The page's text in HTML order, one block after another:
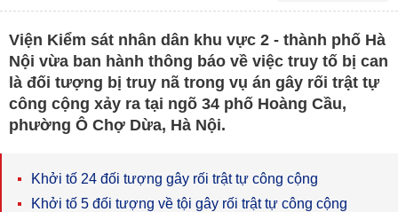
Viện Kiểm sát nhân dân khu vực 2 - thành phố Hà
Nội vừa ban hành thông báo về việc truy tố bị can
là đối tượng bị truy nã trong vụ án gây rối trật tự
công cộng xảy ra tại ngõ 34 phố Hoàng Cầu,
phường Ô Chợ Dừa, Hà Nội.
Khởi tố 24 đối tượng gây rối trật tự công cộng
Khởi tố 5 đối tượng về tội gây rối trật tự công cộng